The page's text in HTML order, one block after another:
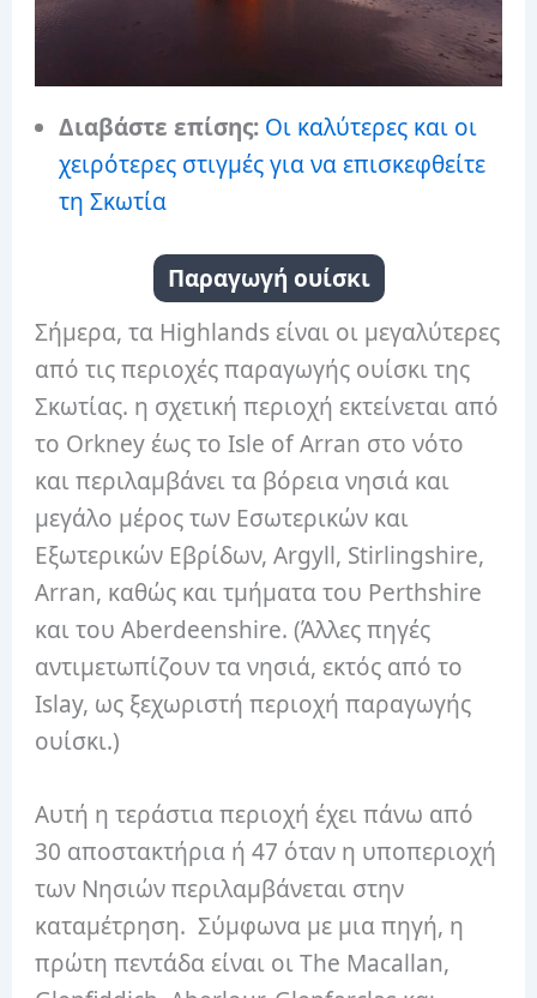
Διαβάστε επίσης: Οι καλύτερες και οι
χειρότερες στιγμές για να επισκεφθείτε
τη Σκωτία
Παραγωγή ουίσκι
Σήμερα, τα Highlands είναι οι μεγαλύτερες
από τις περιοχές παραγωγής ουίσκι της
Σκωτίας. η σχετική περιοχή εκτείνεται από
το Orkney έως το Isle of Arran στο νότο
και περιλαμβάνει τα βόρεια νησιά και
μεγάλο μέρος των Εσωτερικών και
Εξωτερικών Εβρίδων, Argyll, Stirlingshire,
Arran, καθώς και τμήματα του Perthshire
και του Aberdeenshire. (Άλλες πηγές
αντιμετωπίζουν τα νησιά, εκτός από το
Islay, ως ξεχωριστή περιοχή παραγωγής
ουίσκι.)
Αυτή η τεράστια περιοχή έχει πάνω από
30 αποστακτήρια ή 47 όταν η υποπεριοχή
των Νησιών περιλαμβάνεται στην
καταμέτρηση. Σύμφωνα με μια πηγή, η
πρώτη πεντάδα είναι οι The Macallan,